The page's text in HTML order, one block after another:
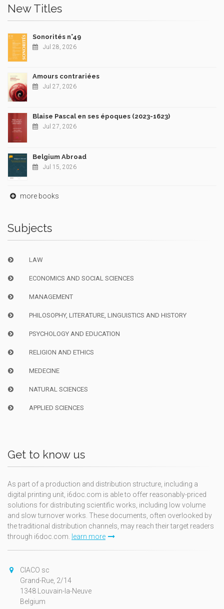
New Titles
Sonorités n°49
Jul 28, 2026
Amours contrariées
Jul 27, 2026
Blaise Pascal en ses époques (2023-1623)
Jul 27, 2026
Belgium Abroad
Jul 15, 2026
more books
Subjects
LAW
ECONOMICS AND SOCIAL SCIENCES
MANAGEMENT
PHILOSOPHY, LITERATURE, LINGUISTICS AND HISTORY
PSYCHOLOGY AND EDUCATION
RELIGION AND ETHICS
MEDECINE
NATURAL SCIENCES
APPLIED SCIENCES
Get to know us
As part of a production and distribution structure, including a
digital printing unit, i6doc.com is able to offer reasonably-priced
solutions for distributing scientific works, including low volume
and slow turnover works. These documents, often overlooked by
the traditional distribution channels, may reach their target readers
through i6doc.com.
learn more
CIACO sc
Grand-Rue, 2/14
1348 Louvain-la-Neuve
Belgium